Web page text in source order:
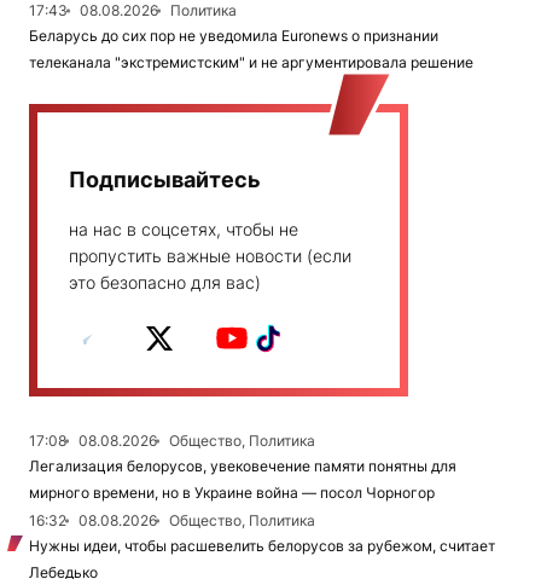
17:43
08.08.2026
Политика
Беларусь до сих пор не уведомила Euronews о признании
телеканала "экстремистским" и не аргументировала решение
Подписывайтесь
на нас в соцсетях, чтобы не
пропустить важные новости (если
это безопасно для вас)
17:08 08.08.2026
Общество, Политика
Легализация белорусов, увековечение памяти понятны для
мирного времени, но в Украине война — посол Чорногор
16:32
08.08.2026
Общество, Политика
Нужны идеи, чтобы расшевелить белорусов за рубежом, считает
Лебедько